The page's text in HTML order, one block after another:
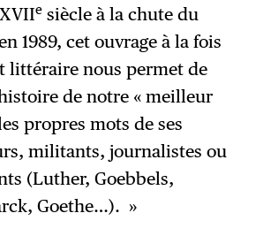
e siècle à la chute du
1989, cet ouvrage à la fois
littéraire nous permet de
de notre « meilleur
propres mots de ses
militants, journalistes ou
(Luther, Goebbels,
Goethe…). »